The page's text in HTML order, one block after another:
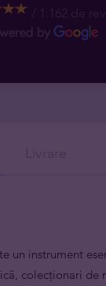
1.162 de
un instrument
colecționari de